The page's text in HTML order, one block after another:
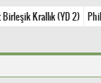
Krallık (YD 2)